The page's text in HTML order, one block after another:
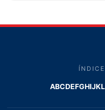
ABCDEFGHIJKL